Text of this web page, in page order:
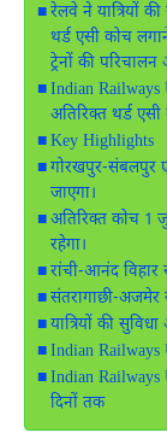
रेलवे ने यात्रियों
थर्ड एसी कोच
ट्रेनों की
Indian Railways
अतिरिक्त थर्ड
Key Highlights
गोरखपुर-संबलपुर
जाएगा।
अतिरिक्त कोच 1
रहेगा।
रांची-आनंद विहार
संतरागाछी-अजमेर
यात्रियों की
Indian Railways
Indian
दिनों तक